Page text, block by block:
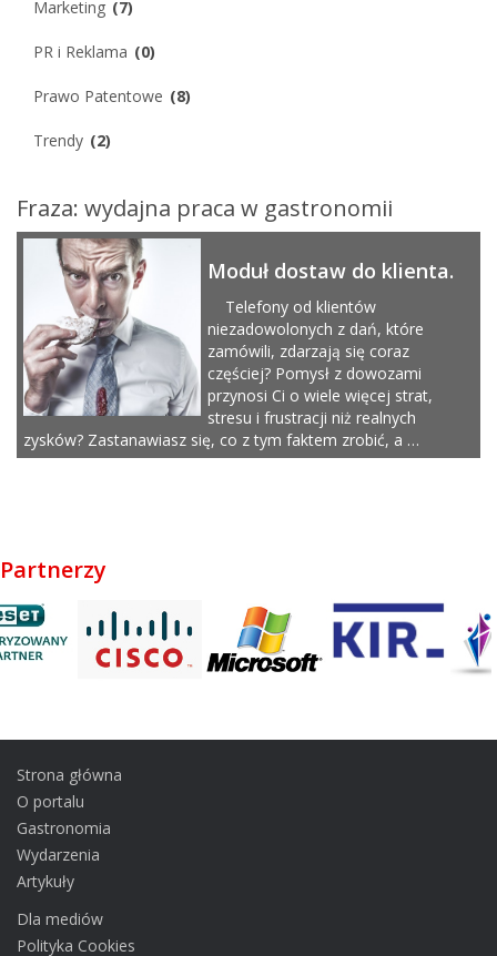
Marketing (7)
PR i Reklama (0)
Prawo Patentowe (8)
Trendy (2)
Fraza: wydajna praca w gastronomii
Moduł dostaw do klienta.
Telefony od klientów
niezadowolonych z dań, które
zamówili, zdarzają się coraz
częściej? Pomysł z dowozami
przynosi Ci o wiele więcej strat,
stresu i frustracji niż realnych
zysków? Zastanawiasz się, co z tym faktem zrobić, a …
Partnerzy
Strona główna
O portalu
Gastronomia
Wydarzenia
Artykuły
Dla mediów
Polityka Cookies